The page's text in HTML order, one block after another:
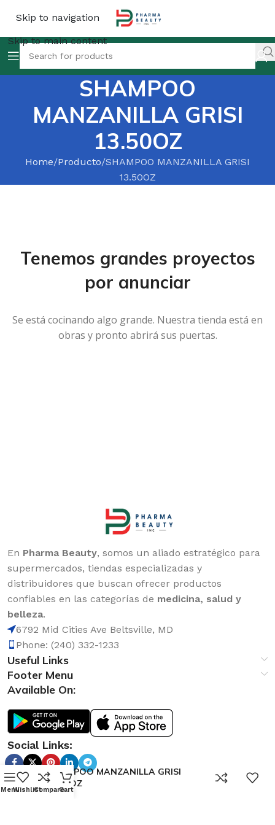
Skip to navigation
Skip to main content
SHAMPOO
MANZANILLA GRISI
13.50OZ
Home Producto SHAMPOO MANZANILLA GRISI
13.50OZ
Tenemos grandes proyectos
por anunciar
Se está cocinando algo grande. Nuestra tienda está en
obras y pronto abrirá sus puertas.
En Pharma Beauty, somos un aliado estratégico para
supermercados, tiendas especializadas y
distribuidores que buscan ofrecer productos
confiables en las categorías de medicina, salud y
belleza.
6792 Mid Cities Ave Beltsville, MD
Phone: (240) 332-1233
Useful Links
Footer Menu
Available On:
Social Links:
SHAMPOO MANZANILLA GRISI
13.50OZ
MenuWishlistCompare
0
Cart